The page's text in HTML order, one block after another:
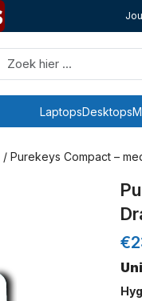
LaptopsDesktops
/ Purekeys Compact –
€